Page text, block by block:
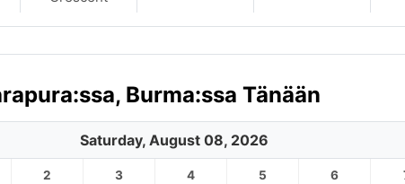
Burma:ssa Tänään
Saturday, August 08, 2026
2 3 4 5 6